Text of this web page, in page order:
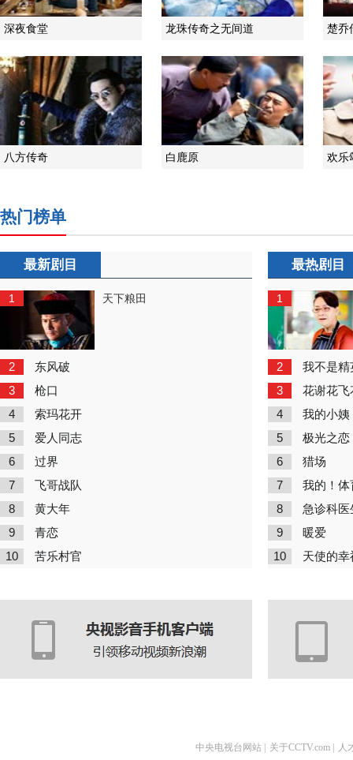
深夜食堂 龙珠传奇之无间道 楚乔
八方传奇 白鹿原 欢乐
热门榜单
最新剧目
1 天下粮田
2 东风破
3 枪口
4 索玛花开
5 爱人同志
6 过界
7 飞哥战队
8 黄大年
9 青恋
10 苦乐村官
最热剧目
1
2 我不是精
3 花谢花飞
4 我的小姨
5 极光之恋
6 猎场
7 我的！体
8 急诊科医
9 暖爱
10 天使的幸
中央电视台网站 关于CCTV.com 人